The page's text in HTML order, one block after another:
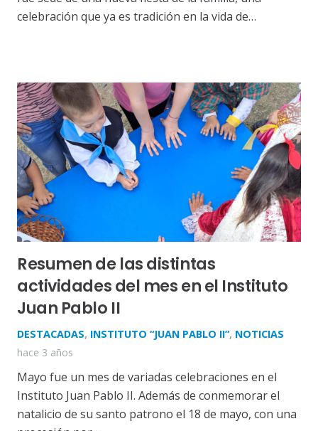
celebración que ya es tradición en la vida de…
Resumen de las distintas
actividades del mes en el Instituto
Juan Pablo II
DESTACADAS, INSTITUTO “JUAN PABLO II”, NOTICIAS
hace 3 años
Mayo fue un mes de variadas celebraciones en el
Instituto Juan Pablo II. Además de conmemorar el
natalicio de su santo patrono el 18 de mayo, con una